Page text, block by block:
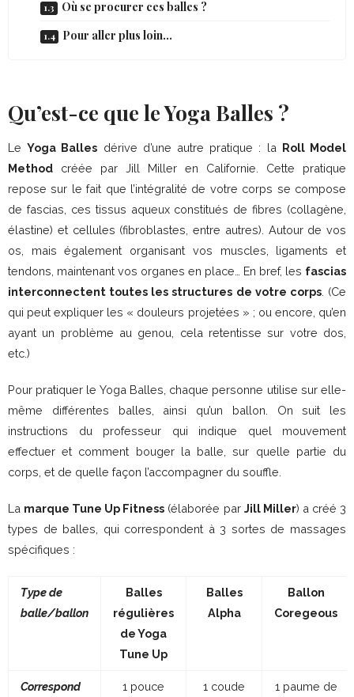
Où se procurer ces balles ?
Pour aller plus loin…
Qu’est-ce que le Yoga Balles ?
LeYoga Balles dérive d’une autre pratique : la Roll Model
Method créée par Jill Miller en Californie. Cette pratique
repose sur le fait que l’intégralité de votre corps se compose
de fascias, ces tissus aqueux constitués de fibres (collagène,
élastine) et cellules (fibroblastes, entre autres). Autour de vos
os, mais également organisant vos muscles, ligaments et
tendons, maintenant vos organes en place… En bref, les fascias
interconnectent toutes les structures de votre corps. (Ce
qui peut expliquer les « douleurs projetées » ; ou encore, qu’en
ayant un problème au genou, cela retentisse sur votre dos,
etc.)
Pour pratiquer le Yoga Balles, chaque personne utilise sur elle-
même différentes balles, ainsi qu’un ballon. On suit les
instructions du professeur qui indique quel mouvement
effectuer et comment bouger la balle, sur quelle partie du
corps, et de quelle façon l’accompagner du souffle.
La marque Tune Up Fitness (élaborée par Jill Miller) a créé 3
types de balles, qui correspondent à 3 sortes de massages
spécifiques :
Type de
balle/ballon
Balles
régulières
de Yoga
Tune Up
Balles
Alpha
Ballon
Coregeous
Correspond
1 pouce 1 coude
1 paume de